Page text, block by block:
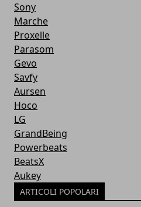
Sony
Marche
Proxelle
Parasom
Gevo
Savfy
Aursen
Hoco
LG
GrandBeing
Powerbeats
BeatsX
Aukey
ARTICOLI POPOLARI